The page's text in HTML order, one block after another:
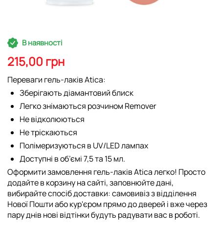
Перейти
до
початку
галереї
зображень
В наявності
215,00 грн
Переваги гель-лаків Atica:
Зберігають діамантовий блиск
Легко знімаються розчином Remover
Не відколюються
Не тріскаються
Полімеризуються в UV/LED лампах
Доступні в об’ємі 7,5 та 15 мл.
Оформити замовлення гель-лаків Atica легко! Просто
додайте в корзину на сайті, заповнюйте дані,
вибирайте спосіб доставки: самовивіз з відділення
Нової Пошти або кур'єром прямо до дверей і вже через
пару днів нові відтінки будуть радувати вас в роботі.